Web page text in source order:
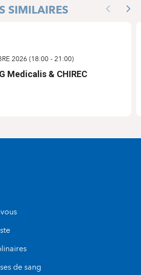
SIMILAIRES Previous
2026 (18:00 - 21:00)
Medicalis & CHIREC
de sang